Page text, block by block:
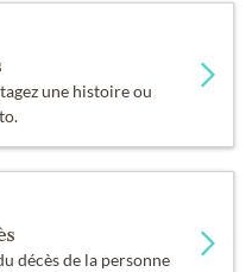
une histoire ou
décès de la personne